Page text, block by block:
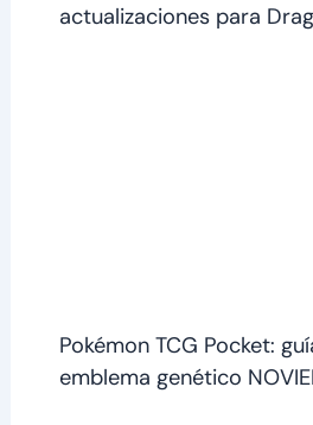
actualizaciones para
Pokémon TCG Pocket:
emblema genético